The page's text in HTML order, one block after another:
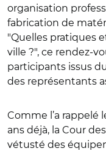
organisation
fabrication de
"Quelles pratiques
ville ?", ce rendez-
participants issus
des représentants
Comme l’a rappelé
ans déjà, la Cour
vétusté des